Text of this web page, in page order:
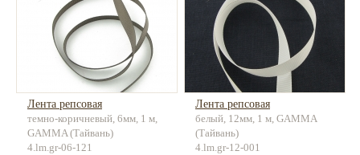
Лента репсовая
темно-коричневый, 6мм, 1 м,
GAMMA (Тайвань)
4.lm.gr-06-121
Лента репсовая
белый, 12мм, 1 м, GAMMA
(Тайвань)
4.lm.gr-12-001